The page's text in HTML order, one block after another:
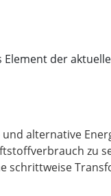
der
alternative
zu
schrittweise